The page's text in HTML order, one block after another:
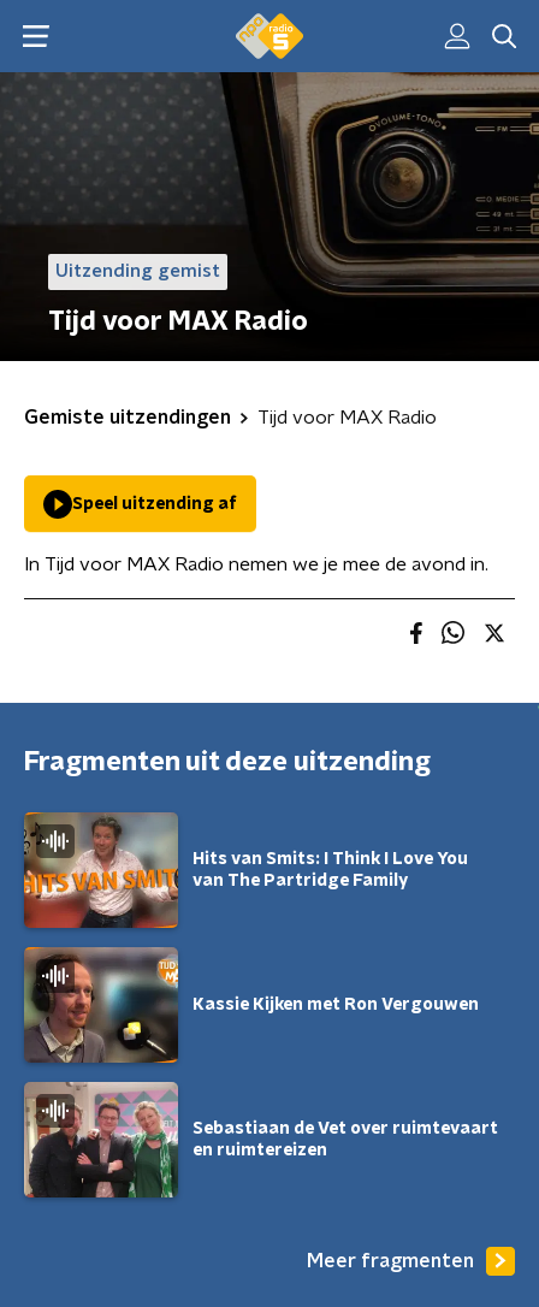
Uitzending gemist
Tijd voor MAX Radio
Gemiste uitzendingen Tijd voor MAX Radio
Speel uitzending af
In Tijd voor MAX Radio nemen we je mee de avond in.
Fragmenten uit deze uitzending
Hits van Smits: I Think I Love You
van The Partridge Family
Kassie Kijken met Ron Vergouwen
Sebastiaan de Vet over ruimtevaart
en ruimtereizen
Meer fragmenten